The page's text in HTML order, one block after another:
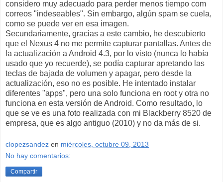
considero muy adecuado para perder menos tiempo com
correos "indeseables". Sin embargo, algún spam se cuela,
como se puede ver en esa imagen.
Secundariamente, gracias a este cambio, he descubierto
que el Nexus 4 no me permite capturar pantallas. Antes de
la actualización a Android 4.3, por lo visto (nunca lo había
usado que yo recuerde), se podía capturar apretando las
teclas de bajada de volumen y apagar, pero desde la
actualización, eso no es posible. He intentado instalar
diferentes "apps", pero una solo funciona en root y otra no
funciona en esta versión de Android. Como resultado, lo
que se ve es una foto realizada con mi Blackberry 8520 de
empresa, que es algo antiguo (2010) y no da más de si.
clopezsandez en miércoles, octubre 09, 2013
No hay comentarios:
Compartir